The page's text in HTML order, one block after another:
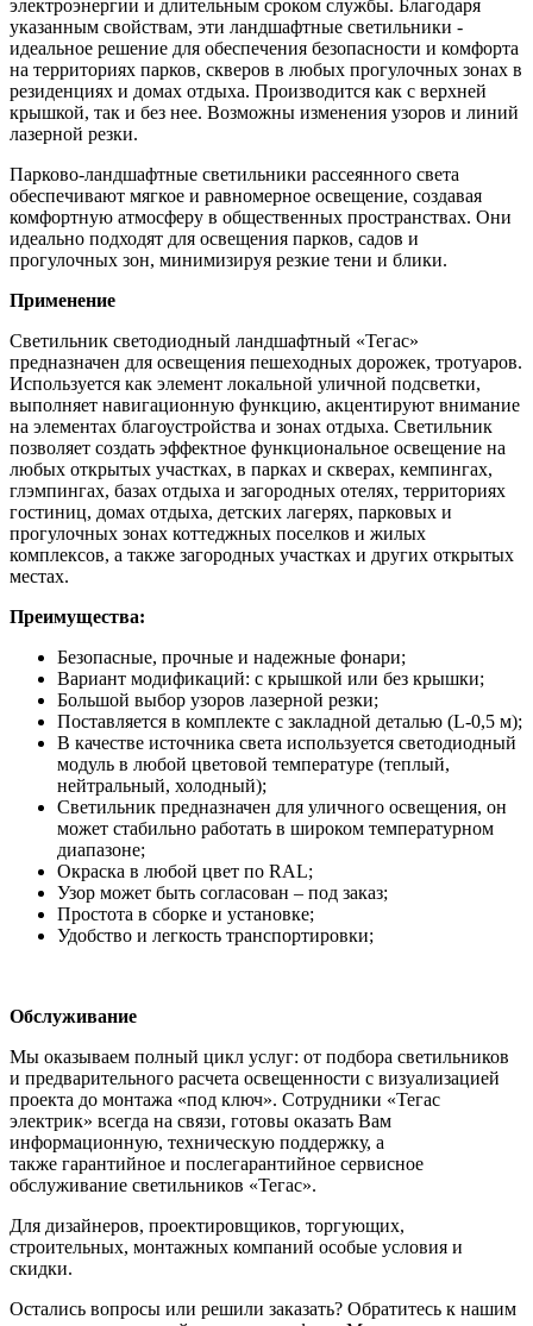
электроэнергии и длительным сроком службы. Благодаря
указанным свойствам, эти ландшафтные светильники -
идеальное решение для обеспечения безопасности и комфорта
на территориях парков, скверов в любых прогулочных зонах в
резиденциях и домах отдыха. Производится как с верхней
крышкой, так и без нее. Возможны изменения узоров и линий
лазерной резки.
Парково-ландшафтные светильники рассеянного света
обеспечивают мягкое и равномерное освещение, создавая
комфортную атмосферу в общественных пространствах. Они
идеально подходят для освещения парков, садов и
прогулочных зон, минимизируя резкие тени и блики.
Применение
Светильник светодиодный ландшафтный «Тегас»
предназначен для освещения пешеходных дорожек, тротуаров.
Используется как элемент локальной уличной подсветки,
выполняет навигационную функцию, акцентируют внимание
на элементах благоустройства и зонах отдыха. Светильник
позволяет создать эффектное функциональное освещение на
любых открытых участках, в парках и скверах, кемпингах,
глэмпингах, базах отдыха и загородных отелях, территориях
гостиниц, домах отдыха, детских лагерях, парковых и
прогулочных зонах коттеджных поселков и жилых
комплексов, а также загородных участках и других открытых
местах.
Преимущества:
Безопасные, прочные и надежные фонари;
Вариант модификаций: с крышкой или без крышки;
Большой выбор узоров лазерной резки;
Поставляется в комплекте с закладной деталью (L-0,5 м);
В качестве источника света используется светодиодный
модуль в любой цветовой температуре (теплый,
нейтральный, холодный);
Светильник предназначен для уличного освещения, он
может стабильно работать в широком температурном
диапазоне;
Окраска в любой цвет по RAL;
Узор может быть согласован – под заказ;
Простота в сборке и установке;
Удобство и легкость транспортировки;
Обслуживание
Мы оказываем полный цикл услуг: от подбора светильников
и предварительного расчета освещенности с визуализацией
проекта до монтажа «под ключ». Сотрудники «Тегас
электрик» всегда на связи, готовы оказать Вам
информационную, техническую поддержку, а
также гарантийное и послегарантийное сервисное
обслуживание светильников «Тегас».
Для дизайнеров, проектировщиков, торгующих,
строительных, монтажных компаний особые условия и
скидки.
Остались вопросы или решили заказать? Обратитесь к нашим